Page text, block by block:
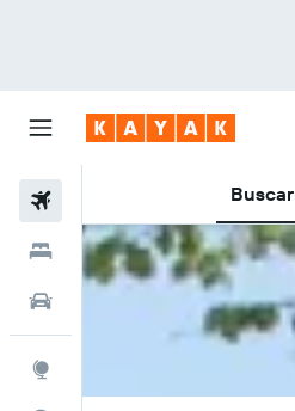
Buscar
Hoteles